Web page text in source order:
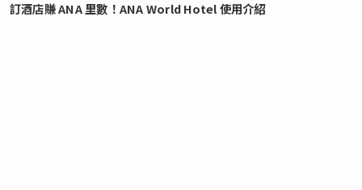
訂酒店賺 ANA 里數！ANA World Hotel 使用介紹